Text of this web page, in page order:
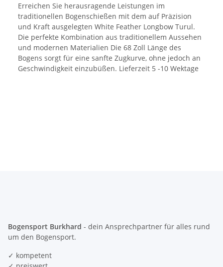
Erreichen Sie herausragende Leistungen im
traditionellen Bogenschießen mit dem auf Präzision
und Kraft ausgelegten White Feather Longbow Turul.
Die perfekte Kombination aus traditionellem Aussehen
und modernen Materialien Die 68 Zoll Länge des
Bogens sorgt für eine sanfte Zugkurve, ohne jedoch an
Geschwindigkeit einzubüßen. Lieferzeit 5 -10 Wektage
Bogensport Burkhard - dein Ansprechpartner für alles rund
um den Bogensport.
✓ kompetent